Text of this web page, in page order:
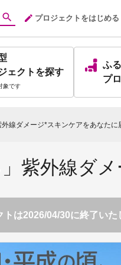
プロジェクトをはじめる
ェクト を探す
象です
ふ
プ
外線ダメージ*スキンケアをあなたに
紫外線ダ
トは2026/04/30に終了い